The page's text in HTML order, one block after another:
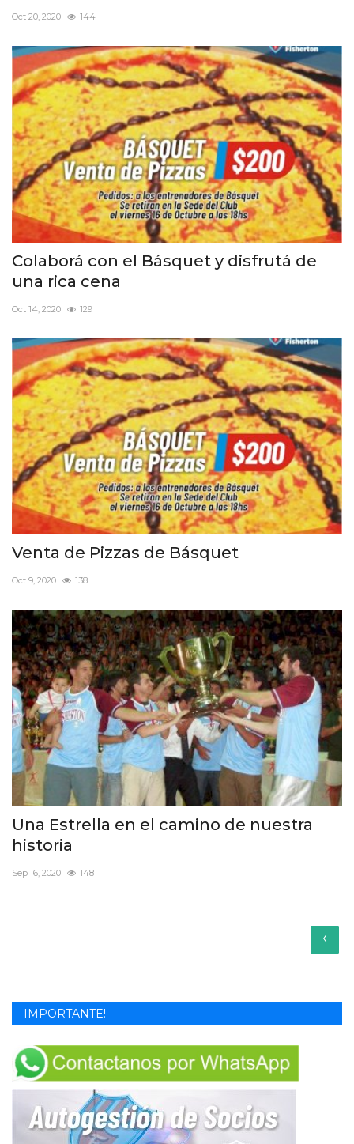
Oct 20, 2020 144
Colaborá con el Básquet y disfrutá de
una rica cena
Oct 14, 2020 129
Venta de Pizzas de Básquet
Oct 9, 2020 138
Una Estrella en el camino de nuestra
historia
Sep 16, 2020 148
‹
IMPORTANTE!